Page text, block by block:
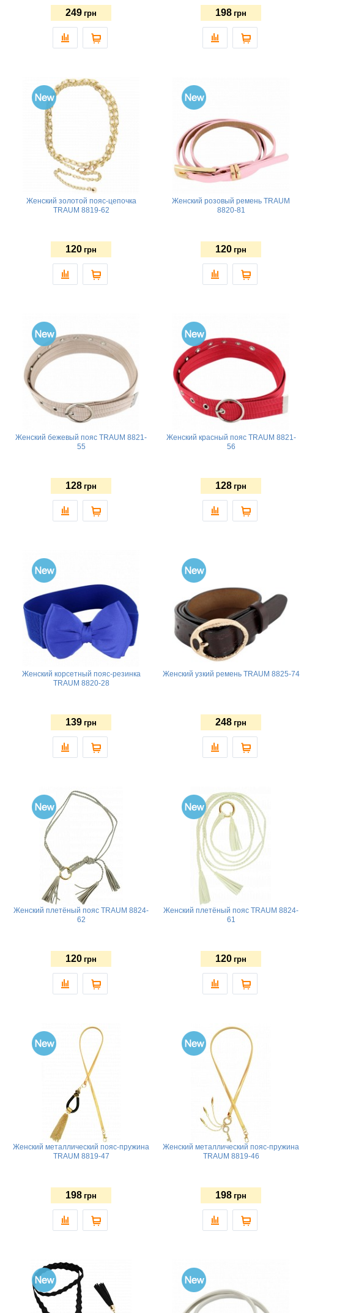
249 грн 198 грн
Женский золотой пояс-цепочка
TRAUM 8819-62
120 грн
Женский розовый ремень TRAUM
8820-81
120 грн
Женский бежевый пояс TRAUM 8821-
55
128 грн
Женский красный пояс TRAUM 8821-
56
128 грн
Женский корсетный пояс-резинка
TRAUM 8820-28
139 грн
Женский узкий ремень TRAUM 8825-74
248 грн
Женский плетёный пояс TRAUM 8824-
62
120 грн
Женский плетёный пояс TRAUM 8824-
61
120 грн
Женский металлический пояс-пружина
TRAUM 8819-47
198 грн
Женский металлический пояс-пружина
TRAUM 8819-46
198 грн